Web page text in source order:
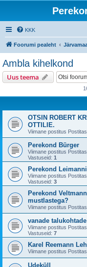
KKK
Foorumi pealeht
Ambla kihelkond
Uus teema
OTSIN ROBERT
OTTILIE.
Viimane postitus Postitas
Perekond Bürger
Viimane postitus Postitas
Vastuseid: 1
Perekond
Viimane postitus Postitas
Vastuseid: 3
Perekond
mustlastega?
Viimane postitus Postitas
vanade
Viimane postitus Postitas
Vastuseid: 7
Karel Reemann
Viimane postitus Postitas
Udeküll